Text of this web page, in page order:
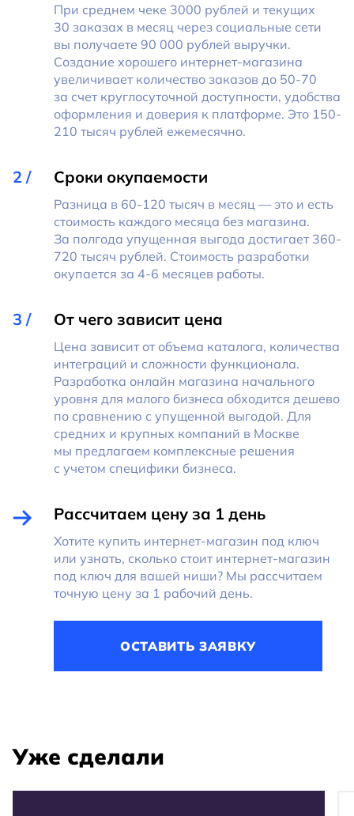
При среднем чеке 3000 рублей и текущих
30 заказах в месяц через социальные сети
вы получаете 90 000 рублей выручки.
Создание хорошего интернет-магазина
увеличивает количество заказов до 50-70
за счет круглосуточной доступности, удобства
оформления и доверия к платформе. Это 150-
210 тысяч рублей ежемесячно.
Сроки окупаемости
Разница в 60-120 тысяч в месяц — это и есть
стоимость каждого месяца без магазина.
За полгода упущенная выгода достигает 360-
720 тысяч рублей. Стоимость разработки
окупается за 4-6 месяцев работы.
От чего зависит цена
Цена зависит от объема каталога, количества
интеграций и сложности функционала.
Разработка онлайн магазина начального
уровня для малого бизнеса обходится дешево
по сравнению с упущенной выгодой. Для
средних и крупных компаний в Москве
мы предлагаем комплексные решения
с учетом специфики бизнеса.
Рассчитаем цену за 1 день
Хотите купить интернет-магазин под ключ
или узнать, сколько стоит интернет-магазин
под ключ для вашей ниши? Мы рассчитаем
точную цену за 1 рабочий день.
ОСТАВИТЬ ЗАЯВКУ
Уже сделали